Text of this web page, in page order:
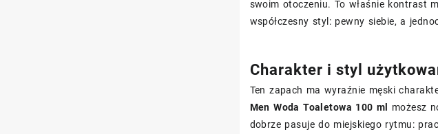
swoim otoczeniu. To właśnie kontrast
współczesny styl: pewny siebie, a
Charakter i styl
Ten zapach ma wyraźnie męski
Men Woda Toaletowa 100 ml
możesz
dobrze pasuje do miejskiego rytmu: